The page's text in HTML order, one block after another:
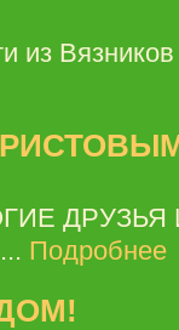
из
ДРУЗЬЯ
Подробнее